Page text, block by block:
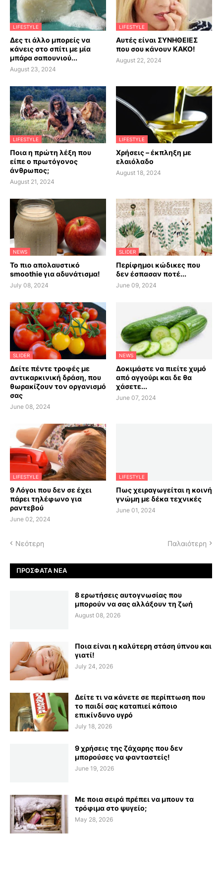
LIFESTYLE
Δες τι άλλο μπορείς να
κάνεις στο σπίτι με μία
μπάρα σαπουνιού...
August 23, 2024
LIFESTYLE
Αυτές είναι ΣΥΝΗΘΕΙΕΣ
που σου κάνουν ΚΑΚΟ!
August 22, 2024
LIFESTYLE
Ποια η πρώτη λέξη που
είπε ο πρωτόγονος
άνθρωπος;
August 21, 2024
LIFESTYLE
Χρήσεις – έκπληξη με
ελαιόλαδο
August 18, 2024
NEWS
Το πιο απολαυστικό
smoothie για αδυνάτισμα!
July 08, 2024
SLIDER
Περίφημοι κώδικες που
δεν έσπασαν ποτέ...
June 09, 2024
SLIDER
Δείτε πέντε τροφές με
αντικαρκινική δράση, που
θωρακίζουν τον οργανισμό
σας
June 08, 2024
NEWS
Δοκιμάστε να πιείτε χυμό
από αγγούρι και δε θα
χάσετε...
June 07, 2024
LIFESTYLE
9 Λόγοι που δεν σε έχει
πάρει τηλέφωνο για
ραντεβού
June 02, 2024
LIFESTYLE
Πως χειραγωγείται η κοινή
γνώμη με δέκα τεχνικές
June 01, 2024
Νεότερη Παλαιότερη
ΠΡΌΣΦΑΤΑ ΝΈΑ
8 ερωτήσεις αυτογνωσίας που
μπορούν να σας αλλάξουν τη ζωή
August 08, 2026
Ποια είναι η καλύτερη στάση ύπνου και
γιατί!
July 24, 2026
Δείτε τι να κάνετε σε περίπτωση που
το παιδί σας καταπιεί κάποιο
επικίνδυνο υγρό
July 18, 2026
9 χρήσεις της ζάχαρης που δεν
μπορούσες να φανταστείς!
June 19, 2026
Με ποια σειρά πρέπει να μπουν τα
τρόφιμα στο ψυγείο;
May 28, 2026